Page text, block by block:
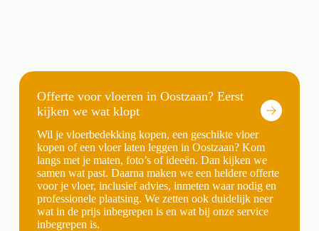
Offerte voor vloeren in Oostzaan? Eerst
kijken we wat klopt
Wil je vloerbedekking kopen, een geschikte vloer
kopen of een vloer laten leggen in Oostzaan? Kom
langs met je maten, foto’s of ideeën. Dan kijken we
samen wat past. Daarna maken we een heldere offerte
voor je vloer, inclusief advies, inmeten waar nodig en
professionele plaatsing. We zetten ook duidelijk neer
wat in de prijs inbegrepen is en wat bij onze service
inbegrepen is.